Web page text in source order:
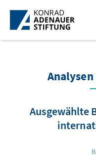
Skip to Main Content
Ausgewählte